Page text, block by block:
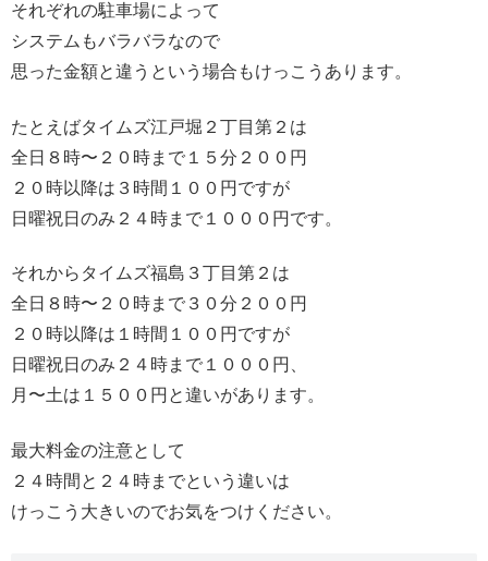
それぞれの駐車場によって
システムもバラバラなので
思った金額と違うという場合もけっこうあります。
たとえばタイムズ江戸堀２丁目第２は
全日８時〜２０時まで１５分２００円
２０時以降は３時間１００円ですが
日曜祝日のみ２４時まで１０００円です。
それからタイムズ福島３丁目第２は
全日８時〜２０時まで３０分２００円
２０時以降は１時間１００円ですが
日曜祝日のみ２４時まで１０００円、
月〜土は１５００円と違いがあります。
最大料金の注意として
２４時間と２４時までという違いは
けっこう大きいのでお気をつけください。